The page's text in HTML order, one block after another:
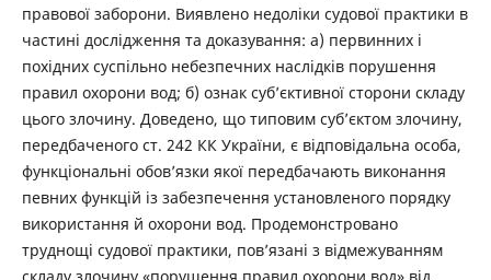
правової заборони. Виявлено недоліки судової практики в
частині дослідження та доказування: а) первинних і
похідних суспільно небезпечних наслідків порушення
правил охорони вод; б) ознак суб’єктивної сторони складу
цього злочину. Доведено, що типовим суб’єктом злочину,
передбаченого ст. 242 КК України, є відповідальна особа,
функціональні обов’язки якої передбачають виконання
певних функцій із забезпечення установленого порядку
використання й охорони вод. Продемонстровано
труднощі судової практики, пов’язані з відмежуванням